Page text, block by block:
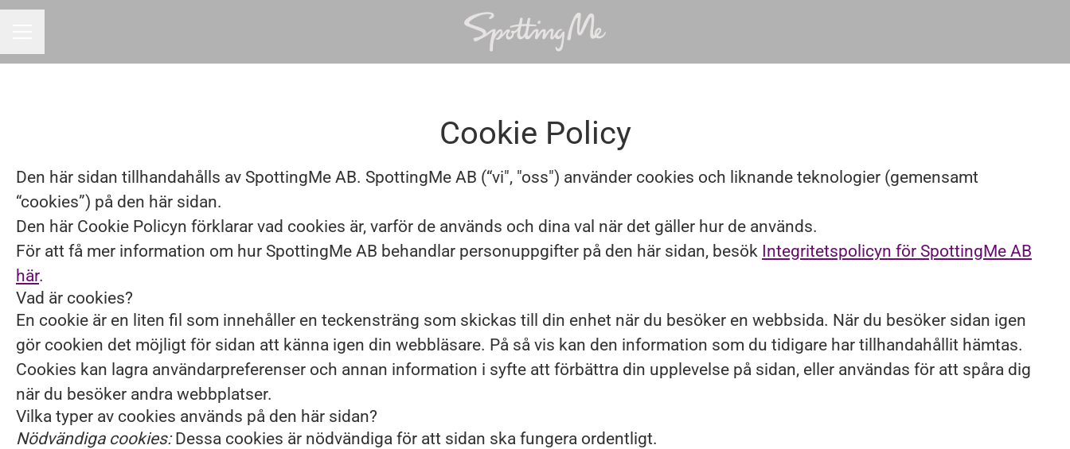
Cookie Policy
Den här sidan tillhandahålls av SpottingMe AB. SpottingMe AB (“vi", "oss") använder cookies och liknande teknologier (gemensamt
“cookies”) på den här sidan.
Den här Cookie Policyn förklarar vad cookies är, varför de används och dina val när det gäller hur de används.
För att få mer information om hur SpottingMe AB behandlar personuppgifter på den här sidan, besök Integritetspolicyn för SpottingMe AB
här.
Vad är cookies?
En cookie är en liten fil som innehåller en teckensträng som skickas till din enhet när du besöker en webbsida. När du besöker sidan igen
gör cookien det möjligt för sidan att känna igen din webbläsare. På så vis kan den information som du tidigare har tillhandahållit hämtas.
Cookies kan lagra användarpreferenser och annan information i syfte att förbättra din upplevelse på sidan, eller användas för att spåra dig
när du besöker andra webbplatser.
Vilka typer av cookies används på den här sidan?
Nödvändiga cookies:Dessa cookies är nödvändiga för att sidan ska fungera ordentligt.